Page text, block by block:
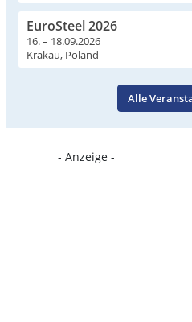
EuroSteel 2026
16. – 18.09.2026
Krakau, Poland
Alle
- Anzeige -